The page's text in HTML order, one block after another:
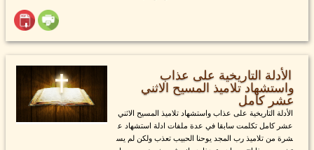
الأدلة التاريخية على عذاب
واستشهاد تلاميذ المسيح الاثني
عشر كامل
الأدلة التاريخية على عذاب واستشهاد تلاميذ المسيح الاثني
عشر كامل تكلمت سابقا في عدة ملفات ادلة استشهاد ع
شرة من تلاميذ رب المجد يوحنا الحبيب تعذب ولكن لم يس